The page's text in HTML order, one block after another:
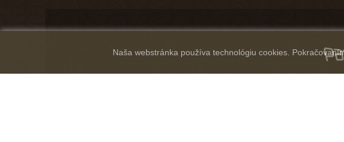
Naša webstránka používa technológiu cookies.